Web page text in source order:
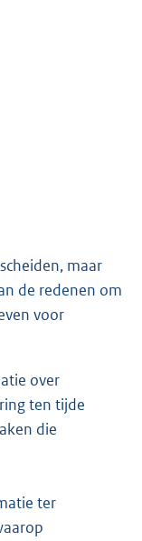
maar
de redenen om
voor
over
ten tijde
die
ter